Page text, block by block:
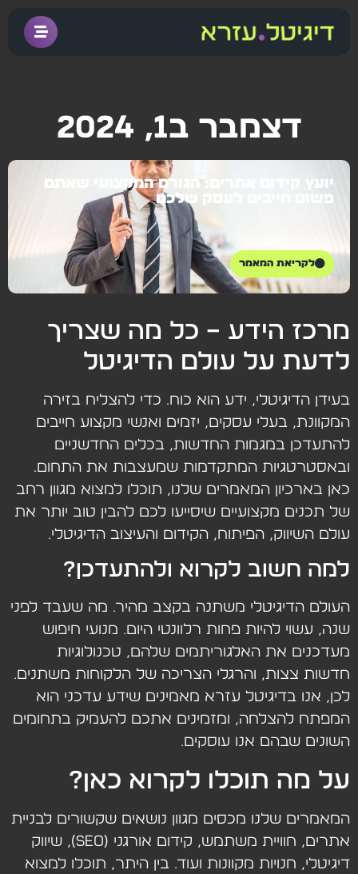
דצמבר ב1, 2024
יועץ קידום אתרים: הגורם המקצועי שאתם
פשוט חייבים לעסק שלכם
לקריאת המאמר
מרכז הידע – כל מה שצריך
לדעת על עולם הדיגיטל
בעידן הדיגיטלי, ידע הוא כוח. כדי להצליח בזירה
המקוונת, בעלי עסקים, יזמים ואנשי מקצוע חייבים
להתעדכן במגמות החדשות, בכלים החדשניים
ובאסטרטגיות המתקדמות שמעצבות את התחום.
כאן בארכיון המאמרים שלנו, תוכלו למצוא מגוון רחב
של תכנים מקצועיים שיסייעו לכם להבין טוב יותר את
עולם השיווק, הפיתוח, הקידום והעיצוב הדיגיטלי.
למה חשוב לקרוא ולהתעדכן?
העולם הדיגיטלי משתנה בקצב מהיר. מה שעבד לפני
שנה, עשוי להיות פחות רלוונטי היום. מנועי חיפוש
מעדכנים את האלגוריתמים שלהם, טכנולוגיות
חדשות צצות, והרגלי הצריכה של הלקוחות משתנים.
לכן, אנו בדיגיטל עזרא מאמינים שידע עדכני הוא
המפתח להצלחה, ומזמינים אתכם להעמיק בתחומים
השונים שבהם אנו עוסקים.
על מה תוכלו לקרוא כאן?
המאמרים שלנו מכסים מגוון נושאים שקשורים לבניית
אתרים, חוויית משתמש, קידום אורגני (SEO), שיווק
דיגיטלי, חנויות מקוונות ועוד. בין היתר, תוכלו למצוא